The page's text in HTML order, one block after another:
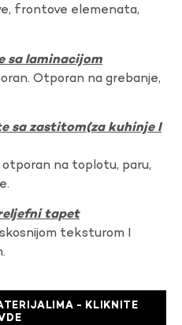
frontove elemenata,
sa laminacijom
Otporan na grebanje,
sa zastitom(za kuhinje I
na toplotu, paru,
tapet
teksturom I
- KLIKNITE